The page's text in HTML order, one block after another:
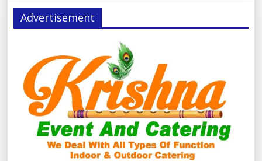
Advertisement